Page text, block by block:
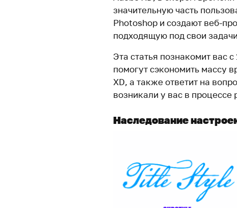
значительную часть
Photoshop и создают веб-
подходящую под свои
Эта статья познакомит вас
помогут сэкономить массу
XD, а также ответит на
возникали у вас в процессе
Наследование